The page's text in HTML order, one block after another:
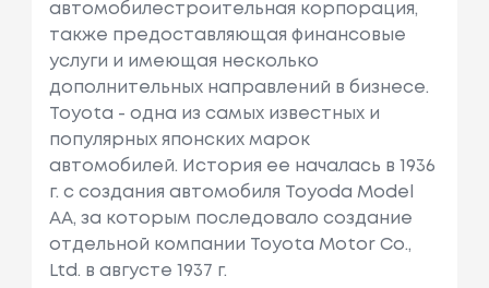
автомобилестроительная корпорация,
также предоставляющая финансовые
услуги и имеющая несколько
дополнительных направлений в бизнесе.
Toyota - одна из самых известных и
популярных японских марок
автомобилей. История ее началась в 1936
г. с создания автомобиля Toyoda Model
AA, за которым последовало создание
отдельной компании Toyota Motor Co.,
Ltd. в августе 1937 г.